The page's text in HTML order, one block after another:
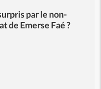
par le non-
de Emerse Faé ?